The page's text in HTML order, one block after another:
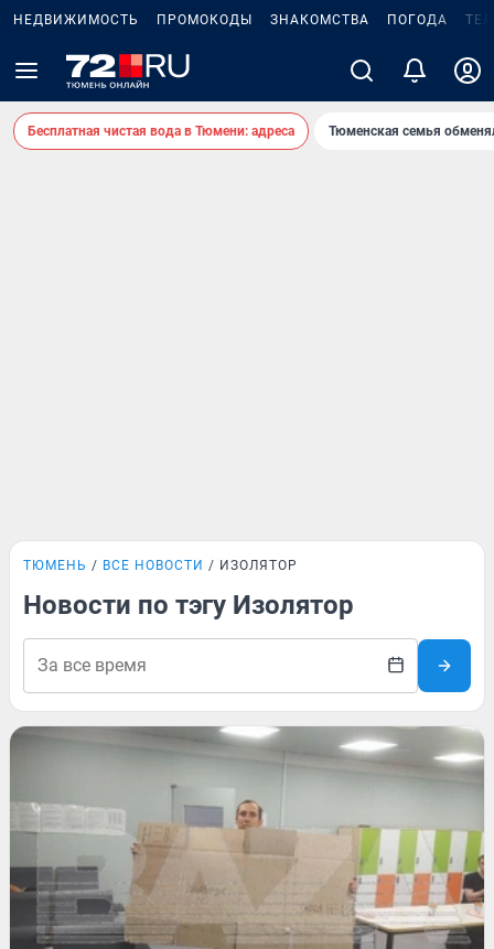
НЕДВИЖИМОСТЬ ПРОМОКОДЫ ЗНАКОМСТВА ПОГОДА
Бесплатная чистая вода в Тюмени: адреса Тюменская семья
ТЮМЕНЬ ВСЕ НОВОСТИ ИЗОЛЯТОР
Новости по тэгу Изолятор